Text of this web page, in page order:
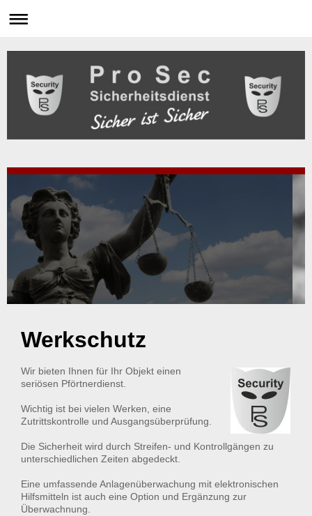
Werkschutz
Wir bieten Ihnen für Ihr Objekt einen
seriösen Pförtnerdienst.
Wichtig ist bei vielen Werken, eine
Zutrittskontrolle und Ausgangsüberprüfung.
Die Sicherheit wird durch Streifen- und Kontrollgängen zu
unterschiedlichen Zeiten abgedeckt.
Eine umfassende Anlagenüberwachung mit elektronischen
Hilfsmitteln ist auch eine Option und Ergänzung zur
Überwachnung.